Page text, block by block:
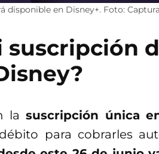
en Disney+. Foto:
suscripción
la suscripción única
para cobrarles